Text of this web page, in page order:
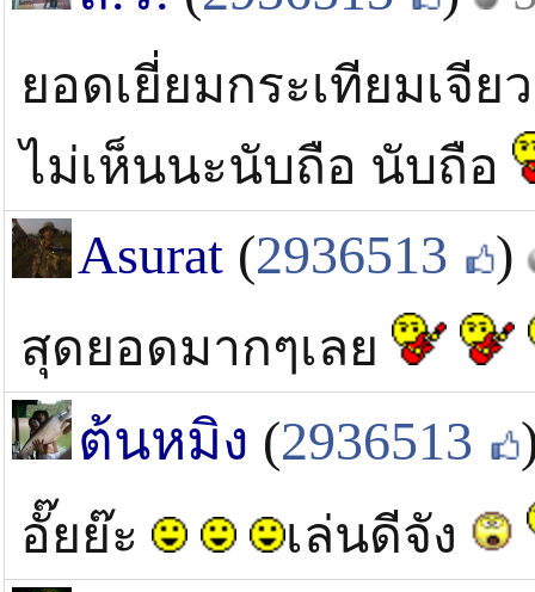
ยอดเยี่ยมกระเทียมเจี
ไม่เห็นนะนับถือ นับถือ
Asurat (2936513 )
สุดยอดมากๆเลย
ต้นหมิง (2936513
อั๊ยย๊ะ เล่นดีจัง